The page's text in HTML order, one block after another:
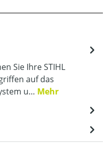
Sie Ihre STIHL
auf das
u… Mehr